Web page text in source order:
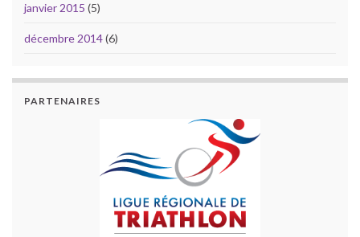
janvier 2015 (5)
décembre 2014(6)
PARTENAIRES